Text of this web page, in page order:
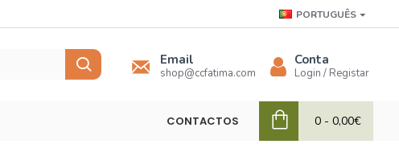
PORTUGUÊS
Email
shop@ccfatima.com
Conta
Login / Registar
CONTACTOS 0 - 0,00€